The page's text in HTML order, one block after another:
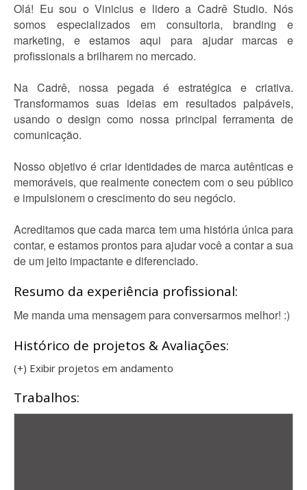
Olá! Eu sou o Vinicius e lidero a Cadrê Studio. Nós
somos especializados em consultoria, branding e
marketing, e estamos aqui para ajudar marcas e
profissionais a brilharem no mercado.
Na Cadrê, nossa pegada é estratégica e criativa.
Transformamos suas ideias em resultados palpáveis,
usando o design como nossa principal ferramenta de
comunicação.
Nosso objetivo é criar identidades de marca autênticas e
memoráveis, que realmente conectem com o seu público
e impulsionem o crescimento do seu negócio.
Acreditamos que cada marca tem uma história única para
contar, e estamos prontos para ajudar você a contar a sua
de um jeito impactante e diferenciado.
Resumo da experiência profissional:
Me manda uma mensagem para conversarmos melhor! :)
Histórico de projetos & Avaliações:
(+) Exibir projetos em andamento
Trabalhos: